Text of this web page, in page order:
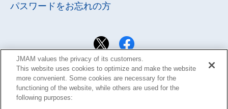
パスワードをお忘れの方
JMAM values the privacy of its customers.
This website uses cookies to optimize and make the website
more convenient. Some cookies are necessary for the
functioning of the website, while others are used for the
following purposes: